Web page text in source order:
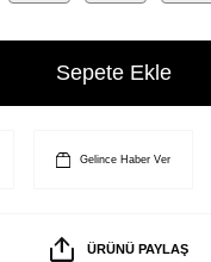
Sepete Ekle
Gelince Haber Ver
ÜRÜNÜ PAYLAŞ